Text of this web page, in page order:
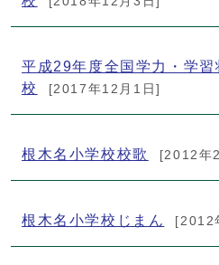
平成29年度全国学力・学
校
[2017年12月1日]
根木名小学校校歌 [2012年
根木名小学校じまん [2012